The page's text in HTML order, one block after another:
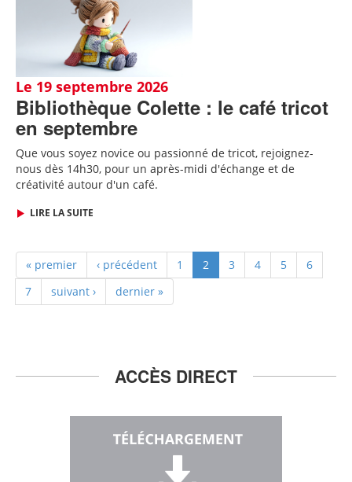
Le 19 septembre 2026
Bibliothèque Colette : le café tricot
en septembre
Que vous soyez novice ou passionné de tricot, rejoignez-
nous dès 14h30, pour un après-midi d'échange et de
créativité autour d'un café.
LIRE LA SUITE
« premier ‹ précédent 1 2 3 4 5
6
7
suivant › dernier »
ACCÈS DIRECT